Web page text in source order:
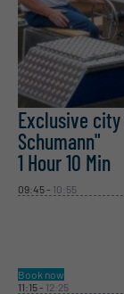
Exclusive
Schumann"
1 Hour10 Min
09:45- 10:55
Book now
11:15- 12:25